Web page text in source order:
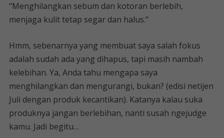
“Menghilangkan sebum dan kotoran berlebih,
menjaga kulit tetap segar dan halus.”
Hmm, sebenarnya yang membuat saya salah fokus
adalah sudah ada yang dihapus, tapi masih nambah
kelebihan. Ya, Anda tahu mengapa saya
menghilangkan dan mengurangi, bukan? (edisi netijen
Juli dengan produk kecantikan). Katanya kalau suka
produknya jangan berlebihan, nanti susah ngejudge
kamu. Jadi begitu…